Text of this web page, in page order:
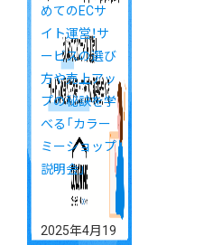
めてのECサ
イト運営！サ
ービスの選び
方や売上アッ
プの秘訣を学
べる「カラー
ミーショップ
説明会」
2025年4月19